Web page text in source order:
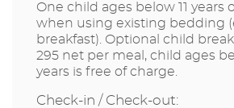
One child ages below 11 years
when using existing bedding
breakfast). Optional child
295 net per meal, child ages
years is free of charge.
Check-in / Check-out: